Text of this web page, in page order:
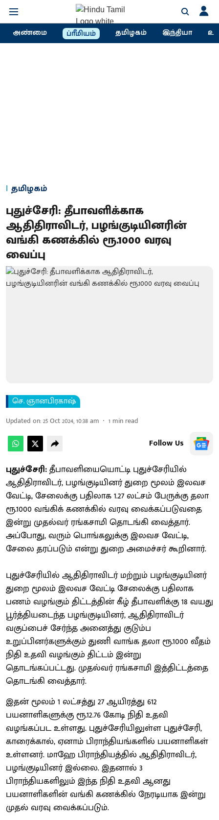
அண்மை ப்ரீமியம் தமிழகம் இந்தியா
தமிழகம்
புதுச்சேரி: தீபாவளிக்காக
ஆதிதிராவிடர், பழங்குடியினரின்
வங்கி கணக்கில் ரூ.1000 வரவு
வைப்பு
செ. ஞானபிரகாஷ்
Updated on:25 Oct 2024, 10:38 am 1 min read
Follow Us
புதுச்சேரி:தீபாவளியையொட்டி புதுச்சேரியில்
ஆதிதிராவிடர், பழங்குடியினர் துறை மூலம் இலவச
வேட்டி, சேலைக்கு பதிலாக 1.27 லட்சம் பேருக்கு தலா
ரூ.1000 வங்கிக் கணக்கில் வரவு வைக்கப்படுவதை
இன்று முதல்வர் ரங்கசாமி தொடங்கி வைத்தார்.
அப்போது, வரும் பொங்கலுக்கு இலவச வேட்டி,
சேலை தரப்படும் என்று துறை அமைச்சர் கூறினார்.
புதுச்சேரியில் ஆதிதிராவிடர் மற்றும் பழங்குடியினர்
துறை மூலம் இலவச வேட்டி சேலைக்கு பதிலாக
பணம் வழங்கும் திட்டத்தின் கீழ் தீபாவளிக்கு 18 வயது
பூர்த்தியடைந்த பழங்குடியினர், ஆதிதிராவிடர்
வகுப்பைச் சேர்ந்த அனைத்து குடும்ப
உறுப்பினர்களுக்கும் துணி வாங்க தலா ரூ.1000 வீதம்
நிதி உதவி வழங்கும் திட்டம் இன்று
தொடங்கப்பட்டது. முதல்வர் ரங்கசாமி இத்திட்டத்தை
தொடங்கி வைத்தார்.
இதன் மூலம் 1 லட்சத்து 27 ஆயிரத்து 612
பயனாளிகளுக்கு ரூ.12.76 கோடி நிதி உதவி
வழங்கப்பட உள்ளது. புதுச்சேரியிலுள்ள புதுச்சேரி,
காரைக்கால், ஏனாம் பிராந்தியங்களில் பயனாளிகள்
உள்ளனர். மாஹே பிராந்தியத்தில் ஆதிதிராவிடர்,
பழங்குடியினர் இல்லை. இதனால் 3
பிராந்தியகளிலும் இந்த நிதி உதவி ஆனது
பயனாளிகளின் வங்கி கணக்கில் நேரடியாக இன்று
முதல் வரவு வைக்கப்படும்.